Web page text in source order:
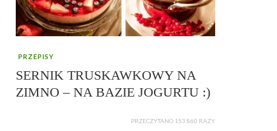
PRZEPISY
SERNIK TRUSKAWKOWY NA
ZIMNO – NA BAZIE JOGURTU :)
PRZECZYTANO 153 860 RAZY